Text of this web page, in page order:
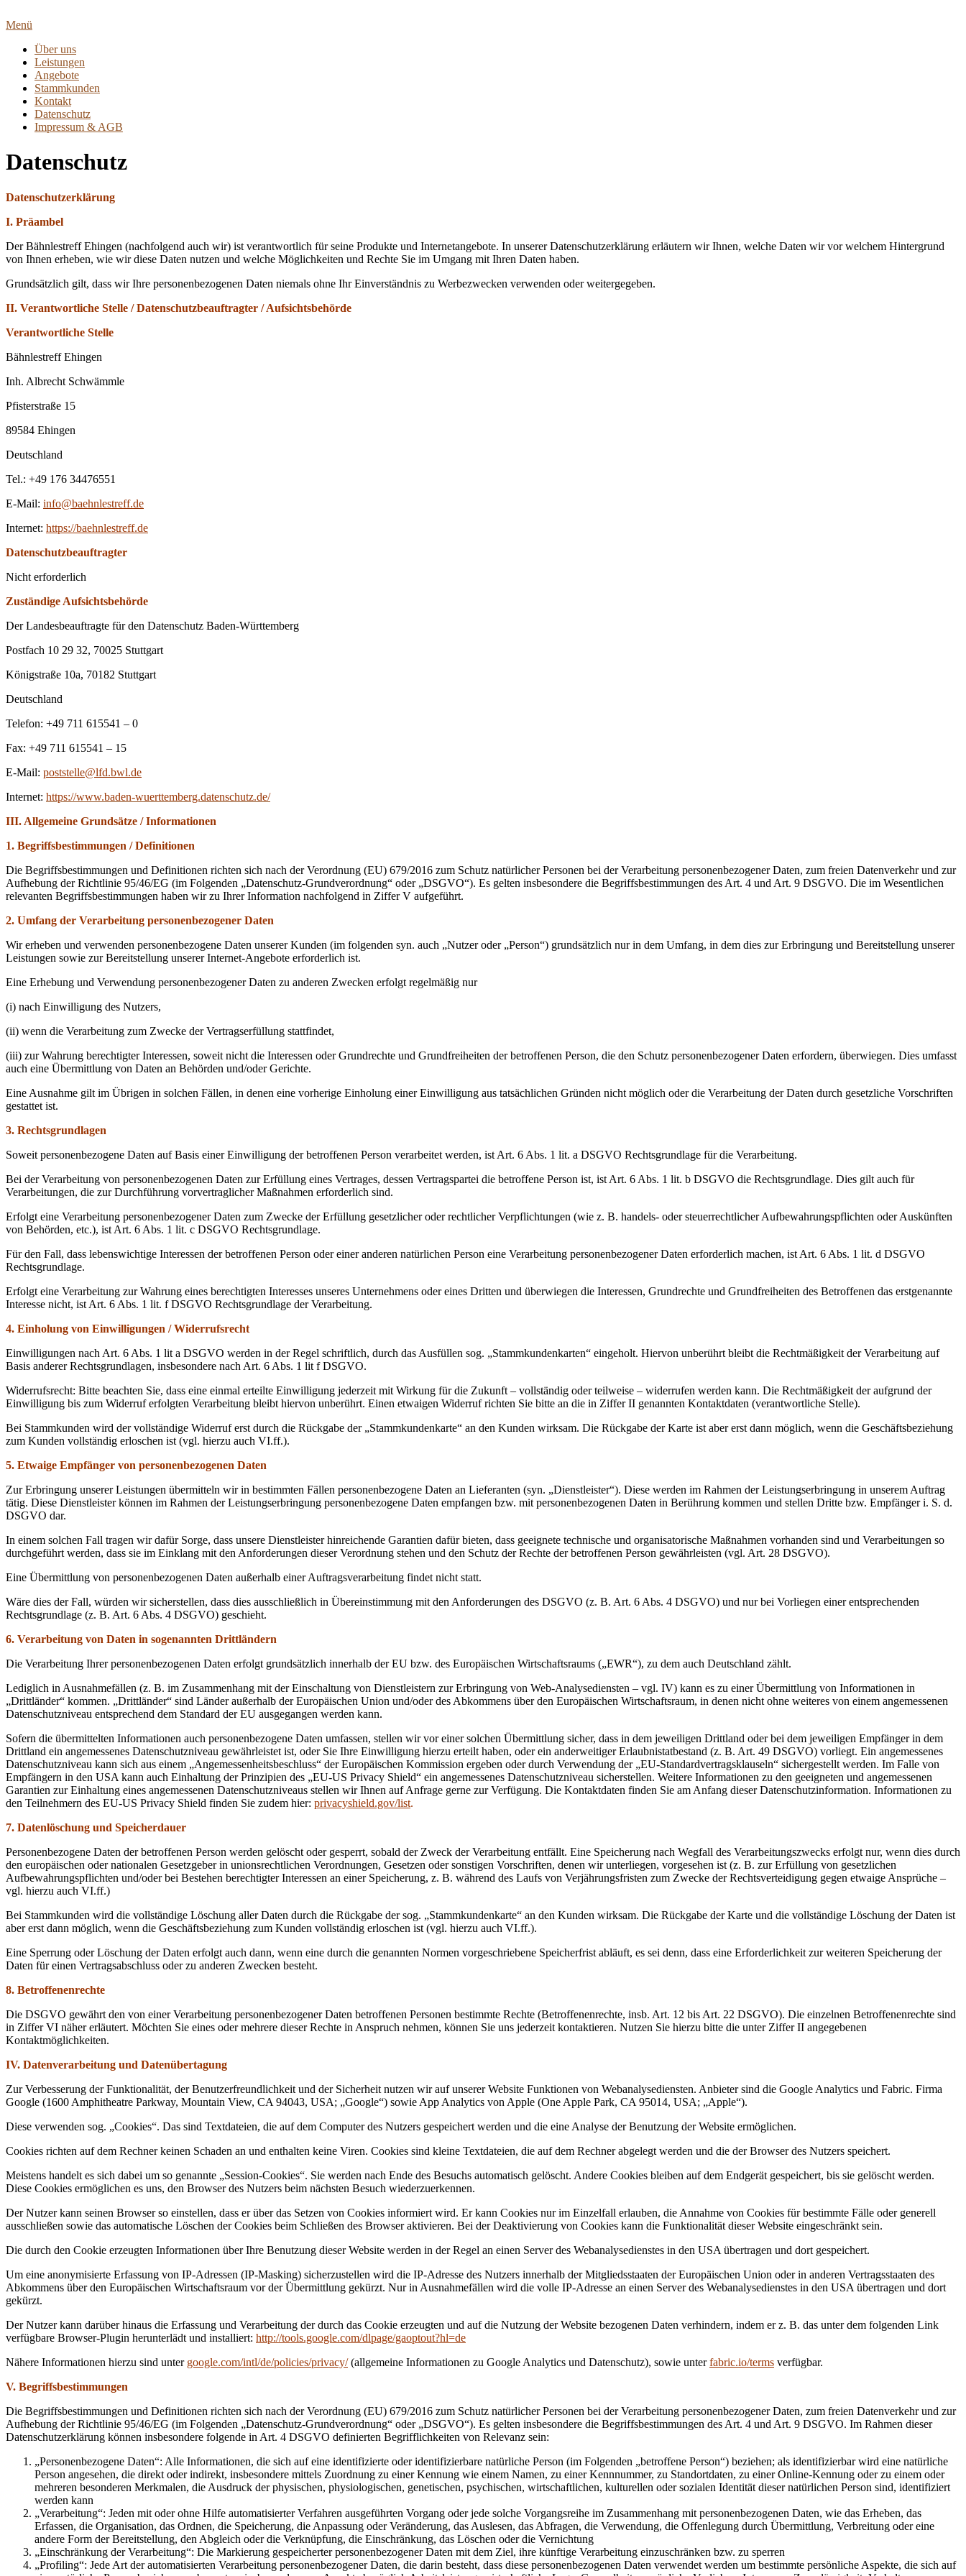
Inhalt
Menü
Über uns
Leistungen
Angebote
Stammkunden
Kontakt
Datenschutz
Impressum & AGB
Datenschutz
Datenschutzerklärung
I. Präambel
Der Bähnlestreff Ehingen (nachfolgend auch wir) ist verantwortlich für seine Produkte und Internetangebote. In unserer Datenschutzerklärung erläutern wir Ihnen, welche Daten wir vor welchem Hintergrund
von Ihnen erheben, wie wir diese Daten nutzen und welche Möglichkeiten und Rechte Sie im Umgang mit Ihren Daten haben.
Grundsätzlich gilt, dass wir Ihre personenbezogenen Daten niemals ohne Ihr Einverständnis zu Werbezwecken verwenden oder weitergegeben.
II. Verantwortliche Stelle / Datenschutzbeauftragter / Aufsichtsbehörde
Verantwortliche Stelle
Bähnlestreff Ehingen
Inh. Albrecht Schwämmle
Pfisterstraße 15
89584 Ehingen
Deutschland
Tel.: +49 176 34476551
E-Mail: info@baehnlestreff.de
Internet: https://baehnlestreff.de
Datenschutzbeauftragter
Nicht erforderlich
Zuständige Aufsichtsbehörde
Der Landesbeauftragte für den Datenschutz Baden-Württemberg
Postfach 10 29 32, 70025 Stuttgart
Königstraße 10a, 70182 Stuttgart
Deutschland
Telefon: +49 711 615541 – 0
Fax: +49 711 615541 – 15
E-Mail: poststelle@lfd.bwl.de
Internet: https://www.baden-wuerttemberg.datenschutz.de/
III. Allgemeine Grundsätze / Informationen
1. Begriffsbestimmungen / Definitionen
Die Begriffsbestimmungen und Definitionen richten sich nach der Verordnung (EU) 679/2016 zum Schutz natürlicher Personen bei der Verarbeitung personenbezogener Daten, zum freien Datenverkehr und zur
Aufhebung der Richtlinie 95/46/EG (im Folgenden „Datenschutz-Grundverordnung“ oder „DSGVO“). Es gelten insbesondere die Begriffsbestimmungen des Art. 4 und Art. 9 DSGVO. Die im Wesentlichen
relevanten Begriffsbestimmungen haben wir zu Ihrer Information nachfolgend in Ziffer V aufgeführt.
2. Umfang der Verarbeitung personenbezogener Daten
Wir erheben und verwenden personenbezogene Daten unserer Kunden (im folgenden syn. auch „Nutzer oder „Person“) grundsätzlich nur in dem Umfang, in dem dies zur Erbringung und Bereitstellung unserer
Leistungen sowie zur Bereitstellung unserer Internet-Angebote erforderlich ist.
Eine Erhebung und Verwendung personenbezogener Daten zu anderen Zwecken erfolgt regelmäßig nur
(i) nach Einwilligung des Nutzers,
(ii) wenn die Verarbeitung zum Zwecke der Vertragserfüllung stattfindet,
(iii) zur Wahrung berechtigter Interessen, soweit nicht die Interessen oder Grundrechte und Grundfreiheiten der betroffenen Person, die den Schutz personenbezogener Daten erfordern, überwiegen. Dies umfasst
auch eine Übermittlung von Daten an Behörden und/oder Gerichte.
Eine Ausnahme gilt im Übrigen in solchen Fällen, in denen eine vorherige Einholung einer Einwilligung aus tatsächlichen Gründen nicht möglich oder die Verarbeitung der Daten durch gesetzliche Vorschriften
gestattet ist.
3. Rechtsgrundlagen
Soweit personenbezogene Daten auf Basis einer Einwilligung der betroffenen Person verarbeitet werden, ist Art. 6 Abs. 1 lit. a DSGVO Rechtsgrundlage für die Verarbeitung.
Bei der Verarbeitung von personenbezogenen Daten zur Erfüllung eines Vertrages, dessen Vertragspartei die betroffene Person ist, ist Art. 6 Abs. 1 lit. b DSGVO die Rechtsgrundlage. Dies gilt auch für
Verarbeitungen, die zur Durchführung vorvertraglicher Maßnahmen erforderlich sind.
Erfolgt eine Verarbeitung personenbezogener Daten zum Zwecke der Erfüllung gesetzlicher oder rechtlicher Verpflichtungen (wie z. B. handels- oder steuerrechtlicher Aufbewahrungspflichten oder Auskünften
von Behörden, etc.), ist Art. 6 Abs. 1 lit. c DSGVO Rechtsgrundlage.
Für den Fall, dass lebenswichtige Interessen der betroffenen Person oder einer anderen natürlichen Person eine Verarbeitung personenbezogener Daten erforderlich machen, ist Art. 6 Abs. 1 lit. d DSGVO
Rechtsgrundlage.
Erfolgt eine Verarbeitung zur Wahrung eines berechtigten Interesses unseres Unternehmens oder eines Dritten und überwiegen die Interessen, Grundrechte und Grundfreiheiten des Betroffenen das erstgenannte
Interesse nicht, ist Art. 6 Abs. 1 lit. f DSGVO Rechtsgrundlage der Verarbeitung.
4. Einholung von Einwilligungen / Widerrufsrecht
Einwilligungen nach Art. 6 Abs. 1 lit a DSGVO werden in der Regel schriftlich, durch das Ausfüllen sog. „Stammkundenkarten“ eingeholt. Hiervon unberührt bleibt die Rechtmäßigkeit der Verarbeitung auf
Basis anderer Rechtsgrundlagen, insbesondere nach Art. 6 Abs. 1 lit f DSGVO.
Widerrufsrecht: Bitte beachten Sie, dass eine einmal erteilte Einwilligung jederzeit mit Wirkung für die Zukunft – vollständig oder teilweise – widerrufen werden kann. Die Rechtmäßigkeit der aufgrund der
Einwilligung bis zum Widerruf erfolgten Verarbeitung bleibt hiervon unberührt. Einen etwaigen Widerruf richten Sie bitte an die in Ziffer II genannten Kontaktdaten (verantwortliche Stelle).
Bei Stammkunden wird der vollständige Widerruf erst durch die Rückgabe der „Stammkundenkarte“ an den Kunden wirksam. Die Rückgabe der Karte ist aber erst dann möglich, wenn die Geschäftsbeziehung
zum Kunden vollständig erloschen ist (vgl. hierzu auch VI.ff.).
5. Etwaige Empfänger von personenbezogenen Daten
Zur Erbringung unserer Leistungen übermitteln wir in bestimmten Fällen personenbezogene Daten an Lieferanten (syn. „Dienstleister“). Diese werden im Rahmen der Leistungserbringung in unserem Auftrag
tätig. Diese Dienstleister können im Rahmen der Leistungserbringung personenbezogene Daten empfangen bzw. mit personenbezogenen Daten in Berührung kommen und stellen Dritte bzw. Empfänger i. S. d.
DSGVO dar.
In einem solchen Fall tragen wir dafür Sorge, dass unsere Dienstleister hinreichende Garantien dafür bieten, dass geeignete technische und organisatorische Maßnahmen vorhanden sind und Verarbeitungen so
durchgeführt werden, dass sie im Einklang mit den Anforderungen dieser Verordnung stehen und den Schutz der Rechte der betroffenen Person gewährleisten (vgl. Art. 28 DSGVO).
Eine Übermittlung von personenbezogenen Daten außerhalb einer Auftragsverarbeitung findet nicht statt.
Wäre dies der Fall, würden wir sicherstellen, dass dies ausschließlich in Übereinstimmung mit den Anforderungen des DSGVO (z. B. Art. 6 Abs. 4 DSGVO) und nur bei Vorliegen einer entsprechenden
Rechtsgrundlage (z. B. Art. 6 Abs. 4 DSGVO) geschieht.
6. Verarbeitung von Daten in sogenannten Drittländern
Die Verarbeitung Ihrer personenbezogenen Daten erfolgt grundsätzlich innerhalb der EU bzw. des Europäischen Wirtschaftsraums („EWR“), zu dem auch Deutschland zählt.
Lediglich in Ausnahmefällen (z. B. im Zusammenhang mit der Einschaltung von Dienstleistern zur Erbringung von Web-Analysediensten – vgl. IV) kann es zu einer Übermittlung von Informationen in
„Drittländer“ kommen. „Drittländer“ sind Länder außerhalb der Europäischen Union und/oder des Abkommens über den Europäischen Wirtschaftsraum, in denen nicht ohne weiteres von einem angemessenen
Datenschutzniveau entsprechend dem Standard der EU ausgegangen werden kann.
Sofern die übermittelten Informationen auch personenbezogene Daten umfassen, stellen wir vor einer solchen Übermittlung sicher, dass in dem jeweiligen Drittland oder bei dem jeweiligen Empfänger in dem
Drittland ein angemessenes Datenschutzniveau gewährleistet ist, oder Sie Ihre Einwilligung hierzu erteilt haben, oder ein anderweitiger Erlaubnistatbestand (z. B. Art. 49 DSGVO) vorliegt. Ein angemessenes
Datenschutzniveau kann sich aus einem „Angemessenheitsbeschluss“ der Europäischen Kommission ergeben oder durch Verwendung der „EU-Standardvertragsklauseln“ sichergestellt werden. Im Falle von
Empfängern in den USA kann auch Einhaltung der Prinzipien des „EU-US Privacy Shield“ ein angemessenes Datenschutzniveau sicherstellen. Weitere Informationen zu den geeigneten und angemessenen
Garantien zur Einhaltung eines angemessenen Datenschutzniveaus stellen wir Ihnen auf Anfrage gerne zur Verfügung. Die Kontaktdaten finden Sie am Anfang dieser Datenschutzinformation. Informationen zu
den Teilnehmern des EU-US Privacy Shield finden Sie zudem hier: privacyshield.gov/list.
7. Datenlöschung und Speicherdauer
Personenbezogene Daten der betroffenen Person werden gelöscht oder gesperrt, sobald der Zweck der Verarbeitung entfällt. Eine Speicherung nach Wegfall des Verarbeitungszwecks erfolgt nur, wenn dies durch
den europäischen oder nationalen Gesetzgeber in unionsrechtlichen Verordnungen, Gesetzen oder sonstigen Vorschriften, denen wir unterliegen, vorgesehen ist (z. B. zur Erfüllung von gesetzlichen
Aufbewahrungspflichten und/oder bei Bestehen berechtigter Interessen an einer Speicherung, z. B. während des Laufs von Verjährungsfristen zum Zwecke der Rechtsverteidigung gegen etwaige Ansprüche –
vgl. hierzu auch VI.ff.)
Bei Stammkunden wird die vollständige Löschung aller Daten durch die Rückgabe der sog. „Stammkundenkarte“ an den Kunden wirksam. Die Rückgabe der Karte und die vollständige Löschung der Daten ist
aber erst dann möglich, wenn die Geschäftsbeziehung zum Kunden vollständig erloschen ist (vgl. hierzu auch VI.ff.).
Eine Sperrung oder Löschung der Daten erfolgt auch dann, wenn eine durch die genannten Normen vorgeschriebene Speicherfrist abläuft, es sei denn, dass eine Erforderlichkeit zur weiteren Speicherung der
Daten für einen Vertragsabschluss oder zu anderen Zwecken besteht.
8. Betroffenenrechte
Die DSGVO gewährt den von einer Verarbeitung personenbezogener Daten betroffenen Personen bestimmte Rechte (Betroffenenrechte, insb. Art. 12 bis Art. 22 DSGVO). Die einzelnen Betroffenenrechte sind
in Ziffer VI näher erläutert. Möchten Sie eines oder mehrere dieser Rechte in Anspruch nehmen, können Sie uns jederzeit kontaktieren. Nutzen Sie hierzu bitte die unter Ziffer II angegebenen
Kontaktmöglichkeiten.
IV. Datenverarbeitung und Datenübertagung
Zur Verbesserung der Funktionalität, der Benutzerfreundlichkeit und der Sicherheit nutzen wir auf unserer Website Funktionen von Webanalysediensten. Anbieter sind die Google Analytics und Fabric. Firma
Google (1600 Amphitheatre Parkway, Mountain View, CA 94043, USA; „Google“) sowie App Analytics von Apple (One Apple Park, CA 95014, USA; „Apple“).
Diese verwenden sog. „Cookies“. Das sind Textdateien, die auf dem Computer des Nutzers gespeichert werden und die eine Analyse der Benutzung der Website ermöglichen.
Cookies richten auf dem Rechner keinen Schaden an und enthalten keine Viren. Cookies sind kleine Textdateien, die auf dem Rechner abgelegt werden und die der Browser des Nutzers speichert.
Meistens handelt es sich dabei um so genannte „Session-Cookies“. Sie werden nach Ende des Besuchs automatisch gelöscht. Andere Cookies bleiben auf dem Endgerät gespeichert, bis sie gelöscht werden.
Diese Cookies ermöglichen es uns, den Browser des Nutzers beim nächsten Besuch wiederzuerkennen.
Der Nutzer kann seinen Browser so einstellen, dass er über das Setzen von Cookies informiert wird. Er kann Cookies nur im Einzelfall erlauben, die Annahme von Cookies für bestimmte Fälle oder generell
ausschließen sowie das automatische Löschen der Cookies beim Schließen des Browser aktivieren. Bei der Deaktivierung von Cookies kann die Funktionalität dieser Website eingeschränkt sein.
Die durch den Cookie erzeugten Informationen über Ihre Benutzung dieser Website werden in der Regel an einen Server des Webanalysedienstes in den USA übertragen und dort gespeichert.
Um eine anonymisierte Erfassung von IP-Adressen (IP-Masking) sicherzustellen wird die IP-Adresse des Nutzers innerhalb der Mitgliedsstaaten der Europäischen Union oder in anderen Vertragsstaaten des
Abkommens über den Europäischen Wirtschaftsraum vor der Übermittlung gekürzt. Nur in Ausnahmefällen wird die volle IP-Adresse an einen Server des Webanalysedienstes in den USA übertragen und dort
gekürzt.
Der Nutzer kann darüber hinaus die Erfassung und Verarbeitung der durch das Cookie erzeugten und auf die Nutzung der Website bezogenen Daten verhindern, indem er z. B. das unter dem folgenden Link
verfügbare Browser-Plugin herunterlädt und installiert: http://tools.google.com/dlpage/gaoptout?hl=de
Nähere Informationen hierzu sind unter google.com/intl/de/policies/privacy/(allgemeine Informationen zu Google Analytics und Datenschutz), sowie unter fabric.io/terms verfügbar.
V. Begriffsbestimmungen
Die Begriffsbestimmungen und Definitionen richten sich nach der Verordnung (EU) 679/2016 zum Schutz natürlicher Personen bei der Verarbeitung personenbezogener Daten, zum freien Datenverkehr und zur
Aufhebung der Richtlinie 95/46/EG (im Folgenden „Datenschutz-Grundverordnung“ oder „DSGVO“). Es gelten insbesondere die Begriffsbestimmungen des Art. 4 und Art. 9 DSGVO. Im Rahmen dieser
Datenschutzerklärung können insbesondere folgende in Art. 4 DSGVO definierten Begrifflichkeiten von Relevanz sein:
„Personenbezogene Daten“: Alle Informationen, die sich auf eine identifizierte oder identifizierbare natürliche Person (im Folgenden „betroffene Person“) beziehen; als identifizierbar wird eine natürliche
Person angesehen, die direkt oder indirekt, insbesondere mittels Zuordnung zu einer Kennung wie einem Namen, zu einer Kennnummer, zu Standortdaten, zu einer Online-Kennung oder zu einem oder
mehreren besonderen Merkmalen, die Ausdruck der physischen, physiologischen, genetischen, psychischen, wirtschaftlichen, kulturellen oder sozialen Identität dieser natürlichen Person sind, identifiziert
werden kann
„Verarbeitung“: Jeden mit oder ohne Hilfe automatisierter Verfahren ausgeführten Vorgang oder jede solche Vorgangsreihe im Zusammenhang mit personenbezogenen Daten, wie das Erheben, das
Erfassen, die Organisation, das Ordnen, die Speicherung, die Anpassung oder Veränderung, das Auslesen, das Abfragen, die Verwendung, die Offenlegung durch Übermittlung, Verbreitung oder eine
andere Form der Bereitstellung, den Abgleich oder die Verknüpfung, die Einschränkung, das Löschen oder die Vernichtung
„Einschränkung der Verarbeitung“: Die Markierung gespeicherter personenbezogener Daten mit dem Ziel, ihre künftige Verarbeitung einzuschränken bzw. zu sperren
„Profiling“: Jede Art der automatisierten Verarbeitung personenbezogener Daten, die darin besteht, dass diese personenbezogenen Daten verwendet werden um bestimmte persönliche Aspekte, die sich auf